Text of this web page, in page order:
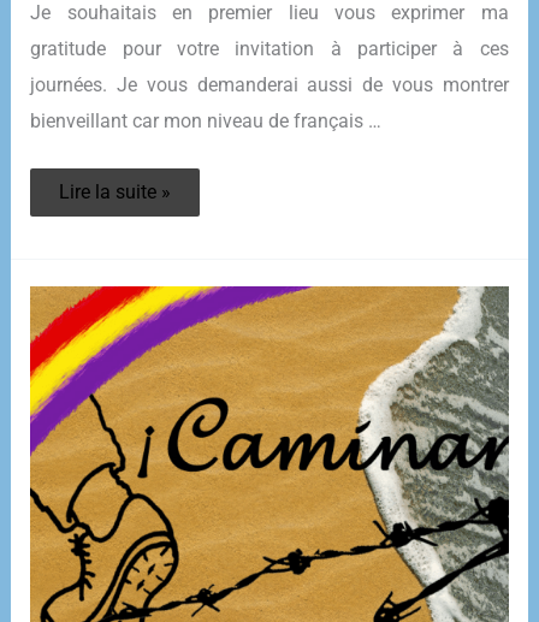
Je souhaitais en premier lieu vous exprimer ma
gratitude pour votre invitation à participer à ces
journées. Je vous demanderai aussi de vous montrer
bienveillant car mon niveau de français …
JOURNÉES
pour
la
mémoire
historique
de
l’exil
républicain
Lire la suite »